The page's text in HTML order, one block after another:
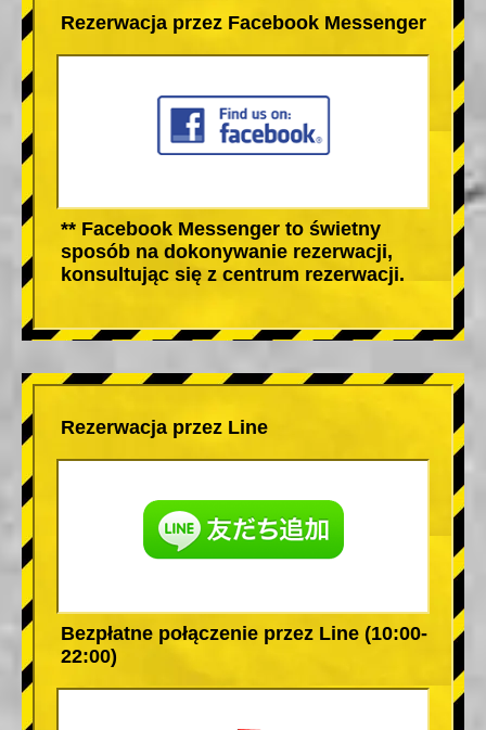
Rezerwacja przez Facebook Messenger
** Facebook Messenger to świetny
sposób na dokonywanie rezerwacji,
konsultując się z centrum rezerwacji.
Rezerwacja przez Line
Bezpłatne połączenie przez Line (10:00-
22:00)